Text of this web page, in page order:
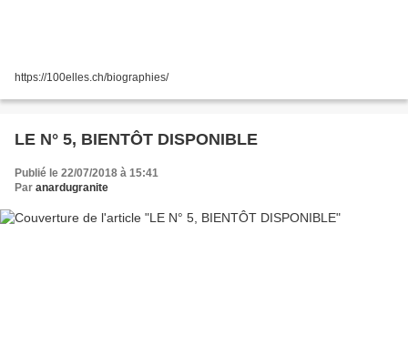
https://100elles.ch/biographies/
LE N° 5, BIENTÔT DISPONIBLE
Publié le 22/07/2018 à 15:41
Par anardugranite